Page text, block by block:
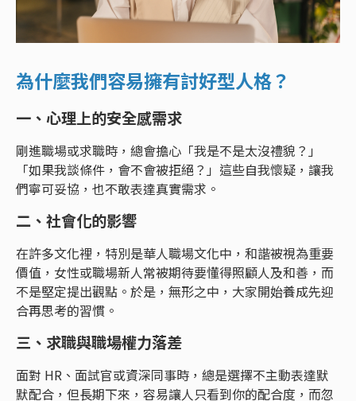
為什麼我們容易擁有討好型人格？
一、心理上的安全感需求
剛進職場或求職時，總會擔心「我是不是太沒禮貌？」
「如果我談條件，會不會被拒絕？」這些自我懷疑，讓我
們寧可妥協，也不敢表達真實需求。
二、社會化的影響
在許多文化裡，特別是華人職場文化中，和諧被視為重要
價值，女性或職場新人常被期待要懂得照顧人及和善，而
不是堅定提出觀點。於是，無形之中，大家開始養成先迎
合再思考的習慣。
三、求職與職場權力落差
面對 HR、面試官或資深同事時，總是選擇不主動表達默
默配合，但長期下來，容易讓人只看到你的配合度，而忽